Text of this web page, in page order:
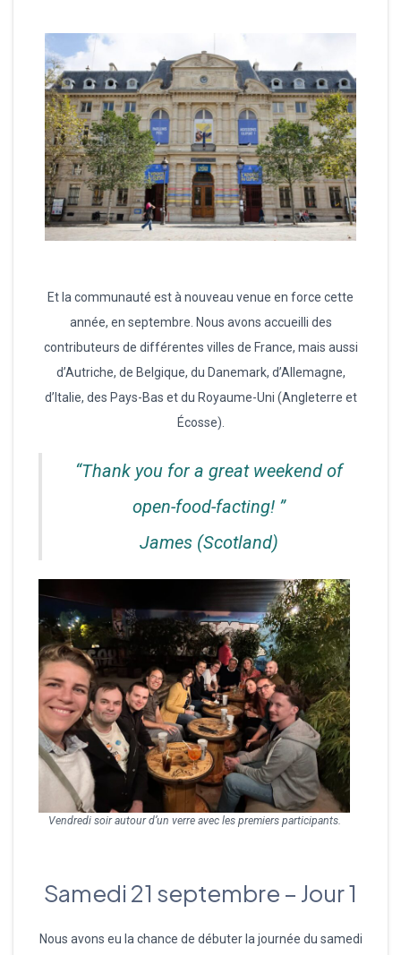
Et la communauté est à nouveau venue en force cette
année, en septembre. Nous avons accueilli des
contributeurs de différentes villes de France, mais aussi
d’Autriche, de Belgique, du Danemark, d’Allemagne,
d’Italie, des Pays-Bas et du Royaume-Uni (Angleterre et
Écosse).
“Thank you for a great weekend of
open-food-facting! ”
James (Scotland)
Vendredi soir autour d’un verre avec les premiers participants.
Samedi 21 septembre – Jour 1
Nous avons eu la chance de débuter la journée du samedi